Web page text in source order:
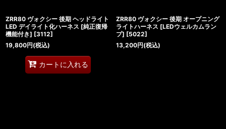
ZRR80 ヴォクシー 後期 ヘッドライト
LED デイライト化ハーネス [純正復帰
機能付き] [3112]
19,800円(税込)
カートに入れる
ZRR80 ヴォクシー 後期 オープニング
ライトハーネス [LEDウェルカムラン
プ] [5022]
13,200円(税込)